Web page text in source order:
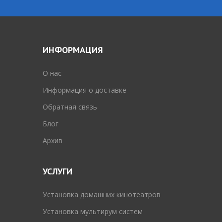
ИНФОРМАЦИЯ
O нас
Информация о доставке
Обратная связь
Блог
Архив
УСЛУГИ
Установка домашних кинотеатров
Установка мультирум систем